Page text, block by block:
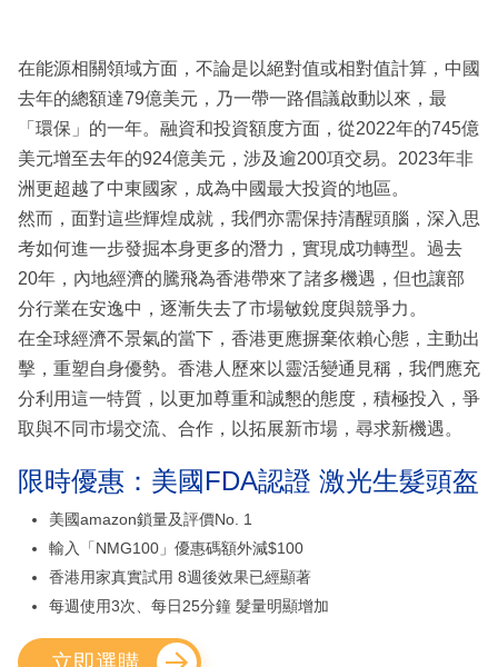
在能源相關領域方面，不論是以絕對值或相對值計算，中國
去年的總額達79億美元，乃一帶一路倡議啟動以來，最
「環保」的一年。融資和投資額度方面，從2022年的745億
美元增至去年的924億美元，涉及逾200項交易。2023年非
洲更超越了中東國家，成為中國最大投資的地區。
然而，面對這些輝煌成就，我們亦需保持清醒頭腦，深入思
考如何進一步發掘本身更多的潛力，實現成功轉型。過去
20年，內地經濟的騰飛為香港帶來了諸多機遇，但也讓部
分行業在安逸中，逐漸失去了市場敏銳度與競爭力。
在全球經濟不景氣的當下，香港更應摒棄依賴心態，主動出
擊，重塑自身優勢。香港人歷來以靈活變通見稱，我們應充
分利用這一特質，以更加尊重和誠懇的態度，積極投入，爭
取與不同市場交流、合作，以拓展新市場，尋求新機遇。
限時優惠：美國FDA認證 激光生髮頭盔
美國amazon鎖量及評價No. 1
輸入「NMG100」優惠碼額外減$100
香港用家真實試用 8週後效果已經顯著
每週使用3次、每日25分鐘 髮量明顯增加